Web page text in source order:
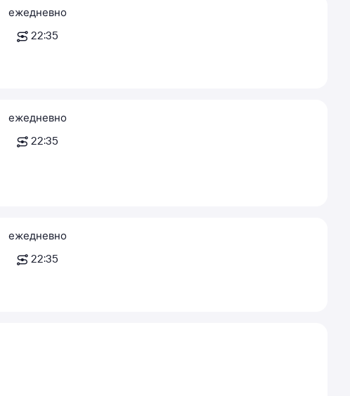
ежедневно
22:35
ежедневно
22:35
ежедневно
22:35